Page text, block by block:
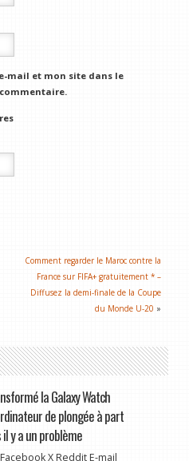
mail et mon site dans le
Comment regarder le Maroc contre la
France sur FIFA+ gratuitement * –
Diffusez la demi-finale de la Coupe
du Monde U-20 »
la Galaxy Watch
de plongée à part
y a un problème
X Reddit E-mail